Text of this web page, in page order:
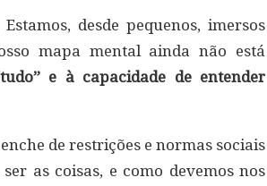
Estamos, desde pequenos, imersos
mapa mental ainda não está
e à capacidade de entender
de restrições e normas sociais
as coisas, e como devemos nos